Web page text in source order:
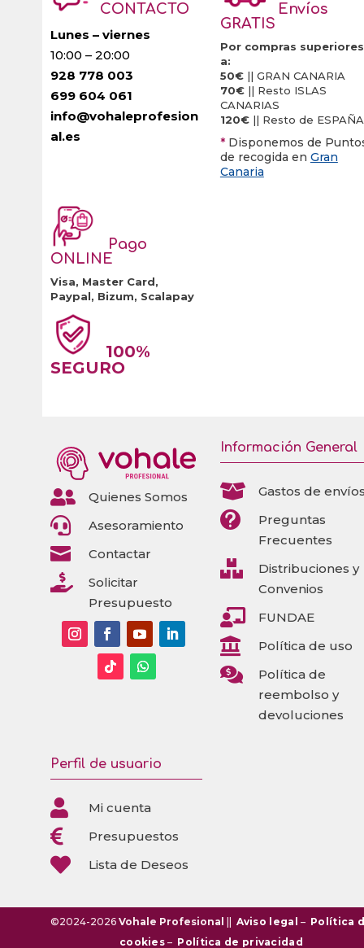
CONTACTO
Lunes – viernes
10:00 – 20:00
928 778 003
699 604 061
info@vohaleprofesion
al.es
Envíos
GRATIS
Por compras superiores
a:
50€|| GRAN CANARIA
70€|| Resto ISLAS
CANARIAS
120€|| Resto de ESPAÑA
* Disponemos de
de recogida en Gran
Canaria
Pago
ONLINE
Visa, Master Card,
Paypal, Bizum, Scalapay
100%
SEGURO
 Quienes Somos
 Asesoramiento
 Contactar

Solicitar
Presupuesto
Información General
 Gastos de

Preguntas
Frecuentes

Distribuciones y
Convenios
 FUNDAE
 Política de uso

Política de
reembolso y
devoluciones
Perfil de usuario
 Mi cuenta
 Presupuestos
 Lista de Deseos
©2024-2026 Vohale Profesional Aviso legal – Política
cookies– Política de privacidad